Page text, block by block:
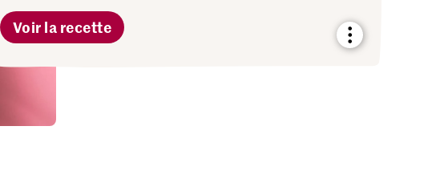
Bookmark
recipe
Voir la recette